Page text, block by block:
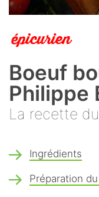
Boeuf
Philippe
La recette
Ingrédients
Préparation